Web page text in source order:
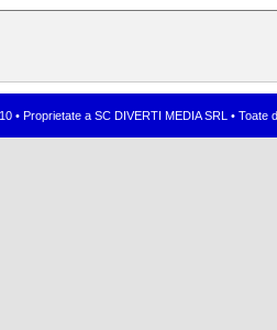
• Proprietate a SC DIVERTI MEDIA SRL •